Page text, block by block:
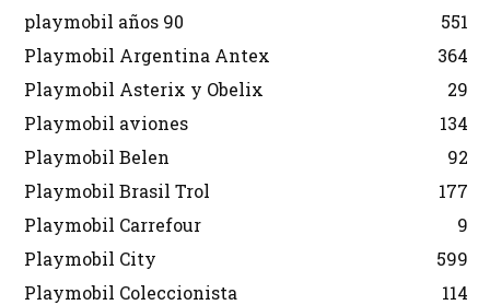
playmobil años 90
551
Playmobil Argentina Antex
364
Playmobil Asterix y Obelix
29
Playmobil aviones
134
Playmobil Belen
92
Playmobil Brasil Trol
177
Playmobil Carrefour
9
Playmobil City
599
Playmobil Coleccionista
114